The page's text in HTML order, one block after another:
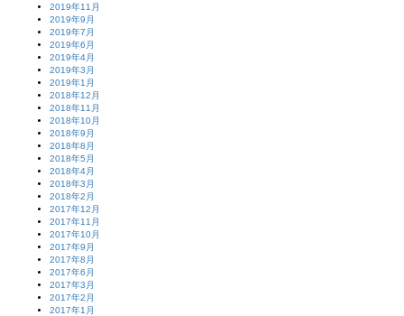
2019年11月
2019年9月
2019年7月
2019年6月
2019年4月
2019年3月
2019年1月
2018年12月
2018年11月
2018年10月
2018年9月
2018年8月
2018年5月
2018年4月
2018年3月
2018年2月
2017年12月
2017年11月
2017年10月
2017年9月
2017年8月
2017年6月
2017年3月
2017年2月
2017年1月